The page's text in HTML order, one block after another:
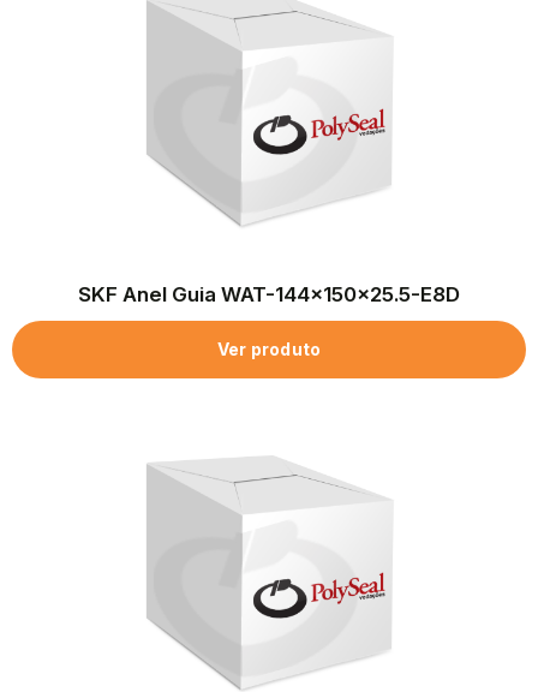
SKF Anel Guia WAT-144x150x25.5-E8D
Ver produto